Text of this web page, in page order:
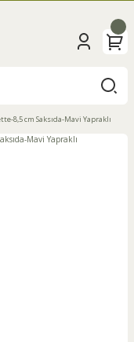
8,5 cm Saksıda-Mavi Yapraklı